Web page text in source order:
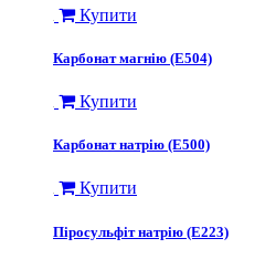
Купити
Карбонат магнію (Е504)
Купити
Карбонат натрію (Е500)
Купити
Піросульфіт натрію (Е223)